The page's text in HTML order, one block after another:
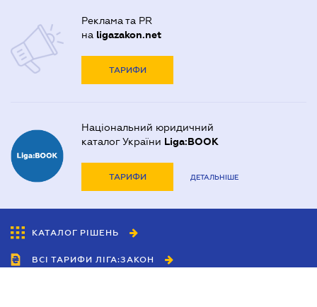
Реклама та PR
на ligazakon.net
ТАРИФИ
Національний юридичний
каталог України Liga:BOOK
ТАРИФИ ДЕТАЛЬНІШЕ
КАТАЛОГ РІШЕНЬ
ВСІ ТАРИФИ ЛІГА:ЗАКОН